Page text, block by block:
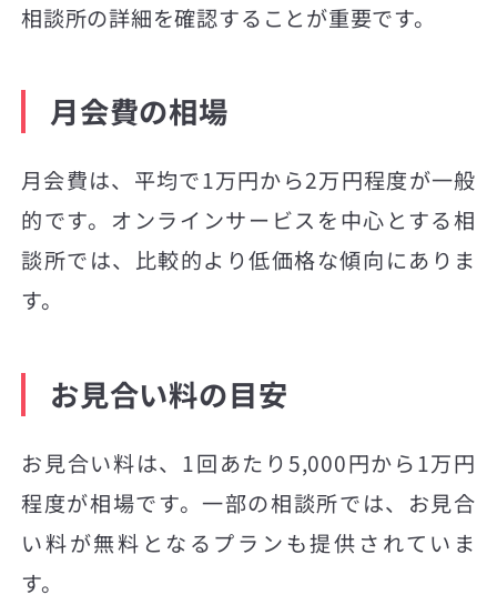
相談所の詳細を確認することが重要です。
月会費の相場
月会費は、平均で1万円から2万円程度が一般
的です。オンラインサービスを中心とする相
談所では、比較的より低価格な傾向にありま
す。
お見合い料の目安
お見合い料は、1回あたり5,000円から1万円
程度が相場です。一部の相談所では、お見合
い料が無料となるプランも提供されていま
す。